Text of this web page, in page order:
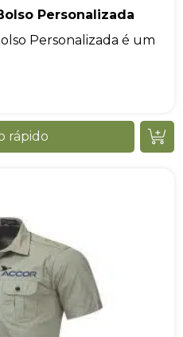
Personalizada
Personalizada é um
rápido